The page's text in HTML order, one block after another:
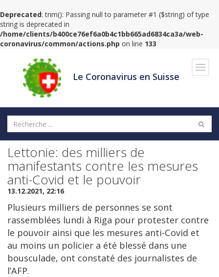
Deprecated: trim(): Passing null to parameter #1 ($string) of type
string is deprecated in
/home/clients/b400ce76ef6a0b4c1bb665ad6834ca3a/web-
coronavirus/common/actions.php on line 133
Le Coronavirus en Suisse
Lettonie: des milliers de
manifestants contre les mesures
anti-Covid et le pouvoir
13.12.2021, 22:16
Plusieurs milliers de personnes se sont
rassemblées lundi à Riga pour protester contre
le pouvoir ainsi que les mesures anti-Covid et
au moins un policier a été blessé dans une
bousculade, ont constaté des journalistes de
l’AFP.